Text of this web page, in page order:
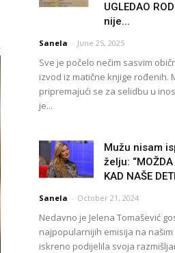
UGLEDAO
nije...
Sanela - June 25, 2025
Sve je počelo nečim sasvim
izvod iz matične knjige rođenih.
pripremajući se za selidbu u
je...
Mužu nisam
želju: “MOŽDA
KAD NAŠE
Sanela - October 21, 2024
Nedavno je Jelena Tomašević
najpopularnijih emisija na
iskreno podijelila svoja